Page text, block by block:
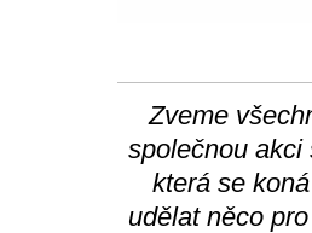
Zveme
společnou akci
která se
udělat něco